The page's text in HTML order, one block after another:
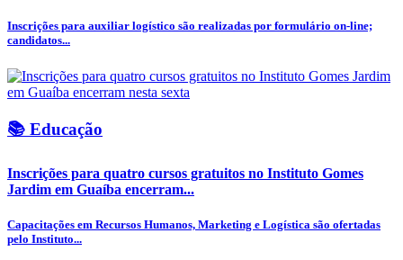
Inscrições para auxiliar logístico são realizadas por formulário on-line;
candidatos...
📚 Educação
Inscrições para quatro cursos gratuitos no Instituto Gomes
Jardim em Guaíba encerram...
Capacitações em Recursos Humanos, Marketing e Logística são ofertadas
pelo Instituto...